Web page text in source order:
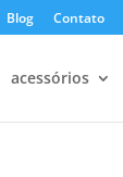
Blog Contato
acessórios